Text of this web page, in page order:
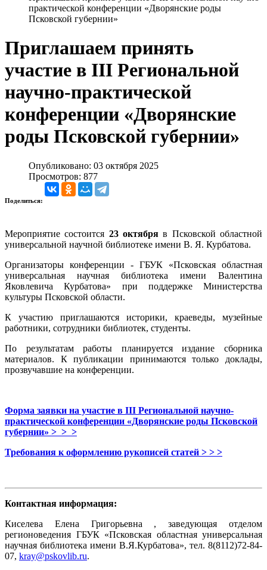
практической конференции «Дворянские роды
Псковской губернии»
Приглашаем принять
участие в III Региональной
научно-практической
конференции «Дворянские
роды Псковской губернии»
Опубликовано: 03 октября 2025
Просмотров: 877
Поделиться:
Мероприятие состоится 23 октября в Псковской областной
универсальной научной библиотеке имени В. Я. Курбатова.
Организаторы конференции - ГБУК «Псковская областная
универсальная научная библиотека имени Валентина
Яковлевича Курбатова» при поддержке Министерства
культуры Псковской области.
К участию приглашаются историки, краеведы, музейные
работники, сотрудники библиотек, студенты.
По результатам работы планируется издание сборника
материалов. К публикации принимаются только доклады,
прозвучавшие на конференции.
Форма заявки на участие в III Региональной научно-
практической конференции «Дворянские роды Псковской
губернии» > > >
Требования к оформлению рукописей статей > > >
Контактная информация:
Киселева Елена Григорьевна , заведующая отделом
регионоведения ГБУК «Псковская областная универсальная
научная библиотека имени В.Я.Курбатова», тел. 8(8112)72-84-
07, kray@pskovlib.ru.